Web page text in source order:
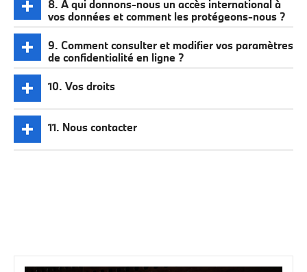
8. À qui donnons-nous un accès international à
vos données et comment les protégeons-nous ?
9. Comment consulter et modifier vos paramètres
de confidentialité en ligne ?
10. Vos droits
11. Nous contacter